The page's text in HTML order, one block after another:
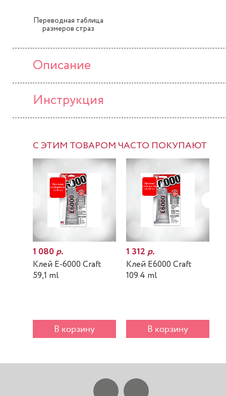
Переводная таблица
размеров страз
Описание
Инструкция
С ЭТИМ ТОВАРОМ ЧАСТО ПОКУПАЮТ
1 080р.
Клей E-6000 Craft
59,1 ml
В корзину
1 312р.
Клей E6000 Craft
109.4 ml
В корзину